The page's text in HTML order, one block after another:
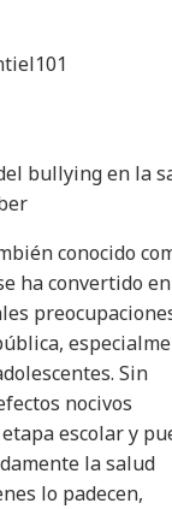
101
bullying en la
conocido
ha convertido
Sin
nocivos
escolar y
la salud
lo padecen,